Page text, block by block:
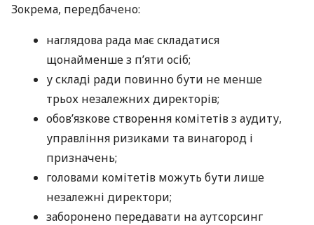
Зокрема, передбачено:
наглядова рада має складатися
щонайменше з п’яти осіб;
у складі ради повинно бути не менше
трьох незалежних директорів;
обов’язкове створення комітетів з аудиту,
управління ризиками та винагород і
призначень;
головами комітетів можуть бути лише
незалежні директори;
заборонено передавати на аутсорсинг